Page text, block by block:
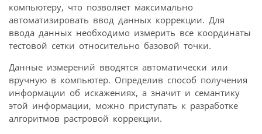
компьютеру, что позволяет максимально
автоматизировать ввод данных коррекции. Для
ввода данных необходимо измерить все координаты
тестовой сетки относительно базовой точки.
Данные измерений вводятся автоматически или
вручную в компьютер. Определив способ получения
информации об искажениях, а значит и семантику
этой информации, можно приступать к разработке
алгоритмов растровой коррекции.